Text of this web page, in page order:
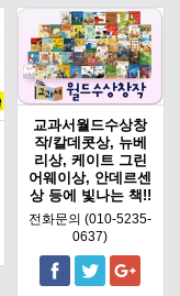
교과서월드수상창
작/칼데콧상, 뉴베
리상, 케이트 그린
어웨이상, 안데르센
상 등에 빛나는 책!!
전화문의 (010-5235-
0637)